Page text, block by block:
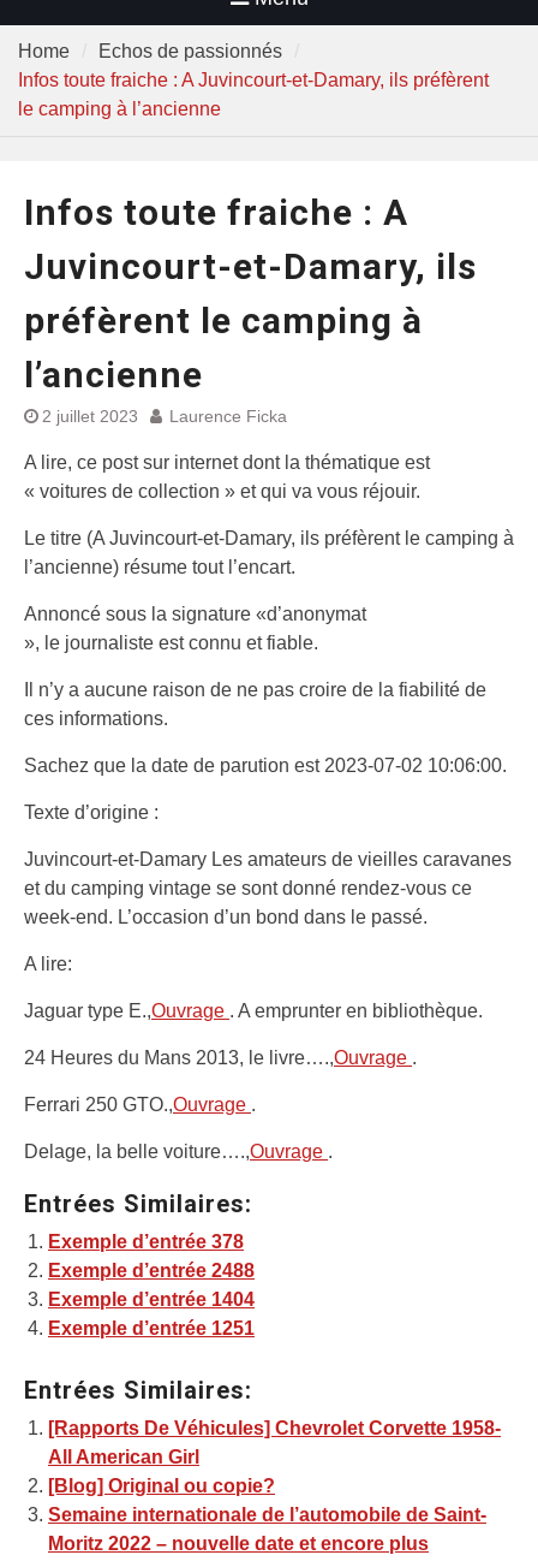
Home
Echos de passionnés
Infos toute fraiche : A Juvincourt-et-Damary, ils préfèrent
le camping à l’ancienne
Infos toute fraiche : A
Juvincourt-et-Damary, ils
préfèrent le camping à
l’ancienne
2 juillet 2023 Laurence Ficka
A lire, ce post sur internet dont la thématique est
« voitures de collection » et qui va vous réjouir.
Le titre (A Juvincourt-et-Damary, ils préfèrent le camping à
l’ancienne) résume tout l’encart.
Annoncé sous la signature «d’anonymat
», le journaliste est connu et fiable.
Il n’y a aucune raison de ne pas croire de la fiabilité de
ces informations.
Sachez que la date de parution est 2023-07-02 10:06:00.
Texte d’origine :
Juvincourt-et-Damary Les amateurs de vieilles caravanes
et du camping vintage se sont donné rendez-vous ce
week-end. L’occasion d’un bond dans le passé.
A lire:
Jaguar type E.,Ouvrage . A emprunter en bibliothèque.
24 Heures du Mans 2013, le livre….,Ouvrage .
Ferrari 250 GTO.,Ouvrage .
Delage, la belle voiture….,Ouvrage .
Entrées Similaires:
Exemple d’entrée 378
Exemple d’entrée 2488
Exemple d’entrée 1404
Exemple d’entrée 1251
Entrées Similaires:
[Rapports De Véhicules] Chevrolet Corvette 1958-
All American Girl
[Blog] Original ou copie?
Semaine internationale de l’automobile de Saint-
Moritz 2022 – nouvelle date et encore plus